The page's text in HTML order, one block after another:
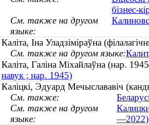
бізнес-
См. также на другом
языке:
Каліта, Іна Уладзіміраўна
См. также на другом языке:
Каліта, Галіна Міхайлаўна (нар.
навук ; нар. 1945)
Каліцкі, Эдуард Мечыслававіч
См. также:
См. также на другом
языке:
—2022)